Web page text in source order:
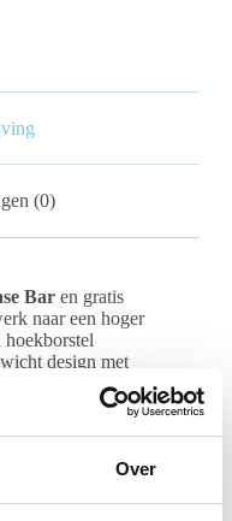
Over
(0)
Baren gratis
naar een hoger
design met
werken
Wat deze borstel
rinse bar. Deze